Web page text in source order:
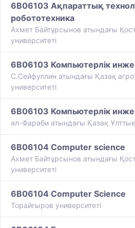
6B06103 Ақпараттық
робототехника
Ахмет Байтұрсынов атындағы
университеті
6B06103 Компьютерлік
С.Сейфуллин атындағы Қазақ
университеті
6B06103 Компьютерлік
әл-Фараби атындағы Қазақ Ұлттық
6B06104 Computer science
Ахмет Байтұрсынов атындағы
университеті
6B06104 Computer Science
Торайгыров университеті